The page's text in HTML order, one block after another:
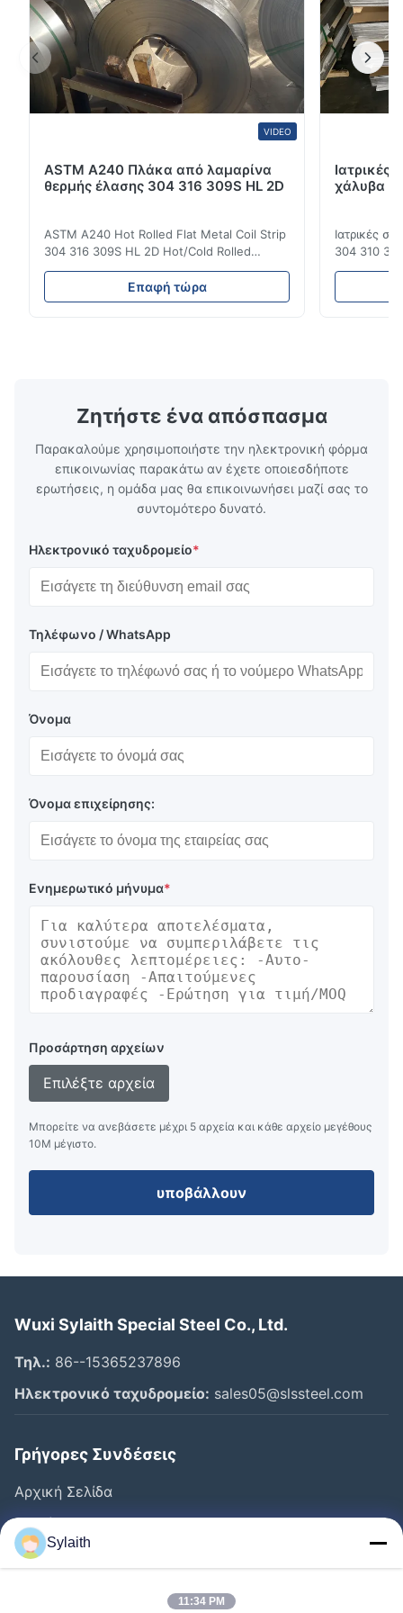
VIDEO
ASTM A240 Πλάκα από λαμαρίνα
θερμής έλασης 304 316 309S HL 2D
ASTM A240 Hot Rolled Flat Metal Coil Strip
304 316 309S HL 2D Hot/Cold Rolled
Stainless Steel Coil Strip 304 316 309S 310
310S 316L 321 ASTM A240 Προδιαγραφές
προϊόντος Όνομα προϊόντος Πηνίο /
Επαφή τώρα
χάλυβα
Ιατρικές
304 310
χάλυβας
Ζητήστε ένα απόσπασμα
Παρακαλούμε χρησιμοποιήστε την ηλεκτρονική φόρμα
επικοινωνίας παρακάτω αν έχετε οποιεσδήποτε
ερωτήσεις, η ομάδα μας θα επικοινωνήσει μαζί σας το
συντομότερο δυνατό.
Ηλεκτρονικό ταχυδρομείο*
Τηλέφωνο / WhatsApp
Όνομα
Όνομα επιχείρησης:
Ενημερωτικό μήνυμα*
Προσάρτηση αρχείων
Επιλέξτε αρχεία
Μπορείτε να ανεβάσετε μέχρι 5 αρχεία και κάθε αρχείο μεγέθους
10M μέγιστο.
υποβάλλουν
Wuxi Sylaith Special Steel Co., Ltd.
Τηλ.: 86--15365237896
Ηλεκτρονικό ταχυδρομείο: sales05@slssteel.com
Γρήγορες Συνδέσεις
Αρχική Σελίδα
Προϊόντα
Βίντεο
Sylaith
11:34 PM